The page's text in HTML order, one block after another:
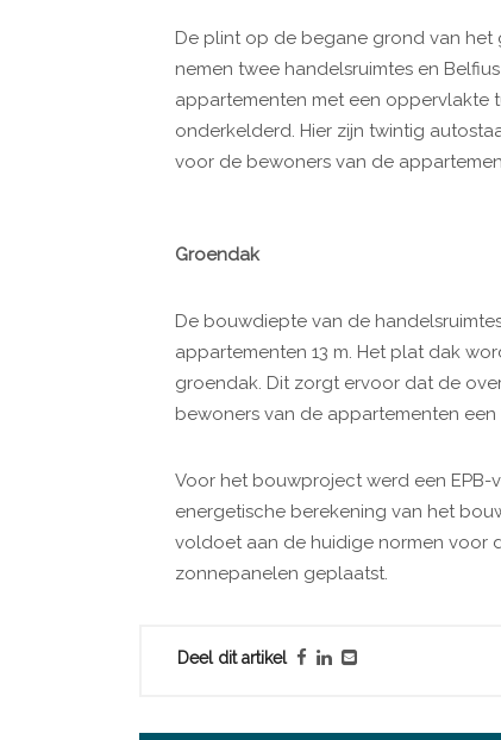
De plint op de begane grond van het
nemen twee handelsruimtes en
appartementen met een oppervlakte
onderkelderd. Hier zijn twintig
voor de bewoners van de
Groendak
De bouwdiepte van de
appartementen 13 m. Het plat dak
groendak. Dit zorgt ervoor dat de
bewoners van de appartementen een
Voor het bouwproject werd een
energetische berekening van het
voldoet aan de huidige normen voor
zonnepanelen geplaatst.
Deel dit artikel